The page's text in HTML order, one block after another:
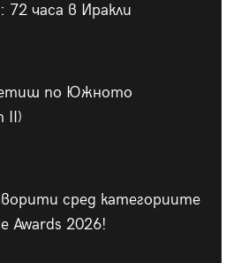
72 часа в Иракли
по Южното
II)
сред категориите
Awards 2026!